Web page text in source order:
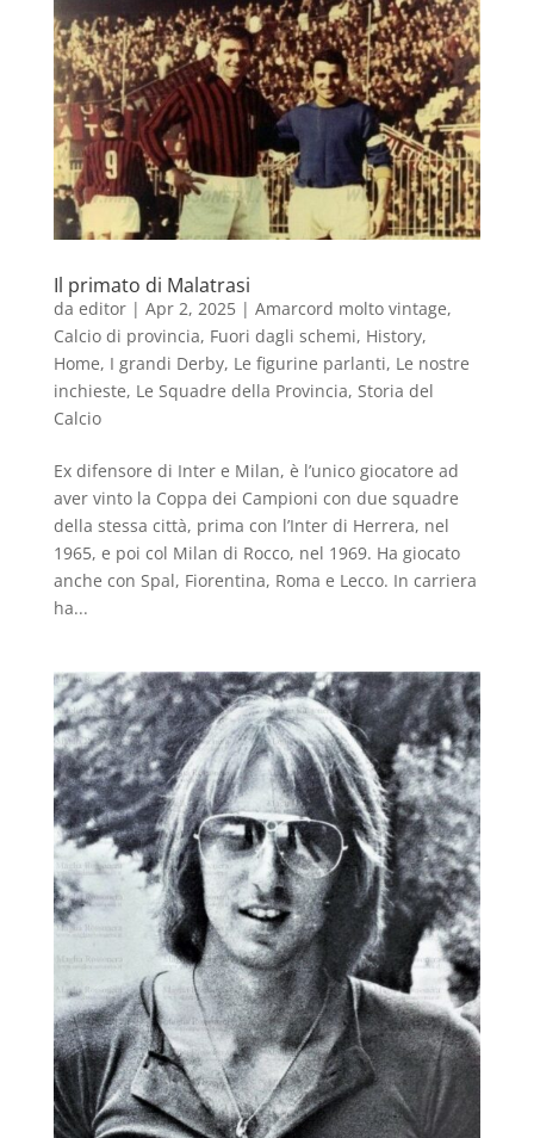
Il primato di Malatrasi
da editor| Apr 2, 2025| Amarcord molto vintage,
Calcio di provincia, Fuori dagli schemi, History,
Home, I grandi Derby, Le figurine parlanti, Le nostre
inchieste, Le Squadre della Provincia, Storia del
Calcio
Ex difensore di Inter e Milan, è l’unico giocatore ad
aver vinto la Coppa dei Campioni con due squadre
della stessa città, prima con l’Inter di Herrera, nel
1965, e poi col Milan di Rocco, nel 1969. Ha giocato
anche con Spal, Fiorentina, Roma e Lecco. In carriera
ha...